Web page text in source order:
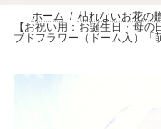
ホーム 枯れないお花の
【お祝い用：お誕生日・母
ブドフラワー（ドーム入）「